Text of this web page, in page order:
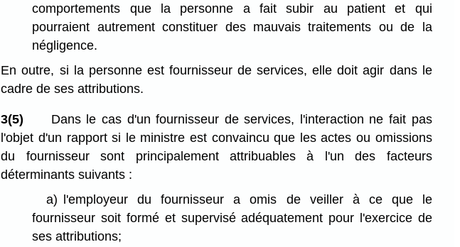
comportements que la personne a fait subir au patient et qui
pourraient autrement constituer des mauvais traitements ou de la
négligence.
En outre, si la personne est fournisseur de services, elle doit agir dans le
cadre de ses attributions.
3(5)
Dans le cas d'un fournisseur de services, l'interaction ne fait pas
l'objet d'un rapport si le ministre est convaincu que les actes ou omissions
du fournisseur sont principalement attribuables à l'un des facteurs
déterminants suivants :
a) l'employeur du fournisseur a omis de veiller à ce que le
fournisseur soit formé et supervisé adéquatement pour l'exercice de
ses attributions;